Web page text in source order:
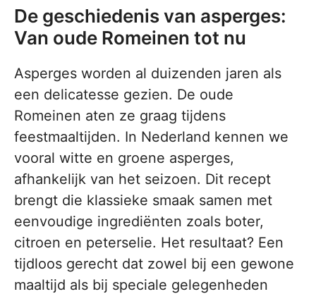
De geschiedenis van asperges:
Van oude Romeinen tot nu
Asperges worden al duizenden jaren als
een delicatesse gezien. De oude
Romeinen aten ze graag tijdens
feestmaaltijden. In Nederland kennen we
vooral witte en groene asperges,
afhankelijk van het seizoen. Dit recept
brengt die klassieke smaak samen met
eenvoudige ingrediënten zoals boter,
citroen en peterselie. Het resultaat? Een
tijdloos gerecht dat zowel bij een gewone
maaltijd als bij speciale gelegenheden